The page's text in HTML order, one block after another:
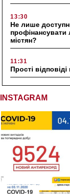
13:30
Не лише
профінансувати
містян?
11:31
Прості
INSTAGRAM